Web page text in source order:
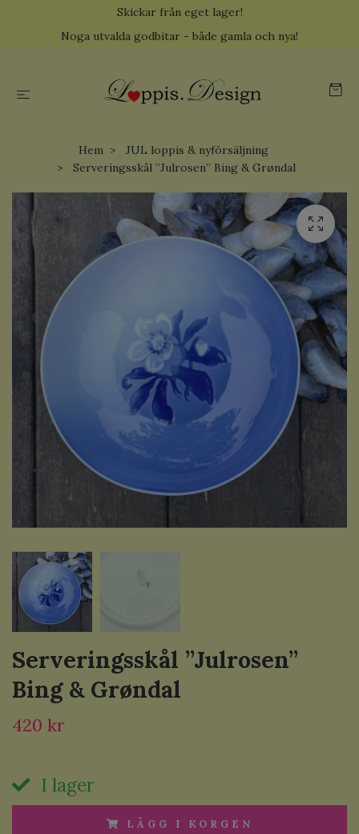
Skickar från eget lager!
Noga utvalda godbitar - både gamla och nya!
Hem
JUL loppis & nyförsäljning
Serveringsskål ”Julrosen” Bing & Grøndal
Serveringsskål ”Julrosen”
Bing & Grøndal
420 kr
I lager
LÄGG I KORGEN